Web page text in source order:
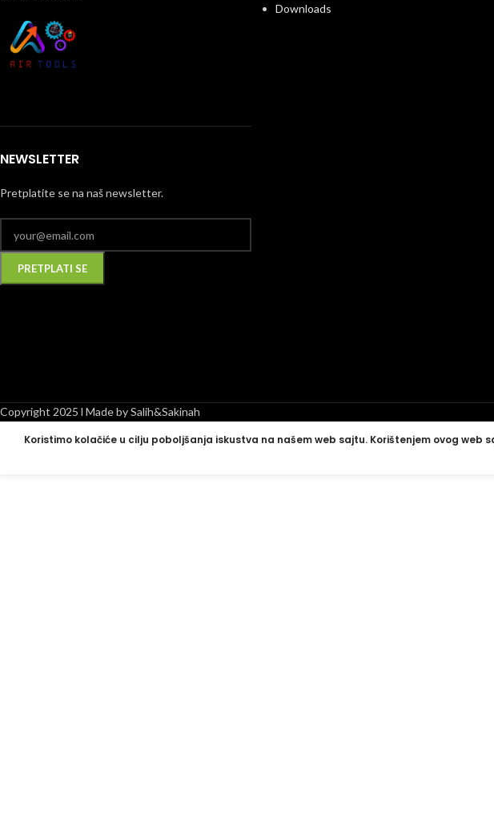
NEWSLETTER
Pretplatite se na naš newsletter.
Downloads
Copyright 2025 l Made by Salih&Sakinah
Koristimo kolačiće u cilju poboljšanja iskustva na našem web sajtu. Korištenjem ovog web